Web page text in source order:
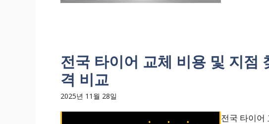
전국 타이어 교체 비용 및 지점
격 비교
2025년 11월 28일
전국 타이어